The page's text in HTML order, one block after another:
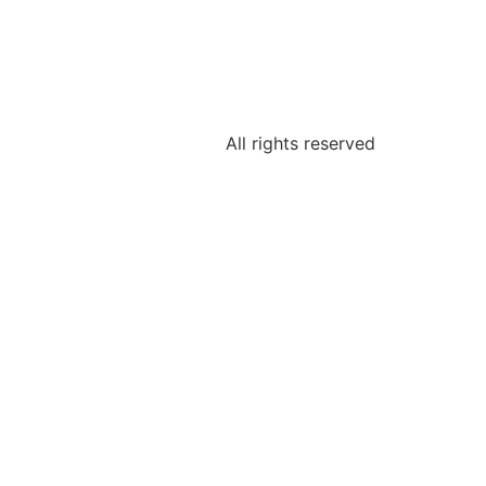
All rights reserved